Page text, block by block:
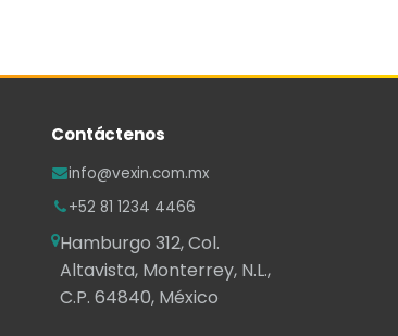
Contáctenos
info@vexin.com.mx
+52 81 1234 4466
Hamburgo 312, Col.
Altavista, Monterrey, N.L.,
C.P. 64840, México